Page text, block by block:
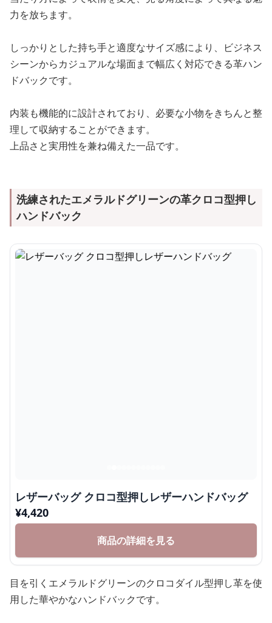
力を放ちます。
しっかりとした持ち手と適度なサイズ感により、ビジネス
シーンからカジュアルな場面まで幅広く対応できる革ハン
ドバックです。
内装も機能的に設計されており、必要な小物をきちんと整
理して収納することができます。
上品さと実用性を兼ね備えた一品です。
洗練されたエメラルドグリーンの革クロコ型押し
ハンドバック
レザーバッグ クロコ型押しレザーハンドバッグ
¥4,420
商品の詳細を見る
目を引くエメラルドグリーンのクロコダイル型押し革を使
用した華やかなハンドバックです。